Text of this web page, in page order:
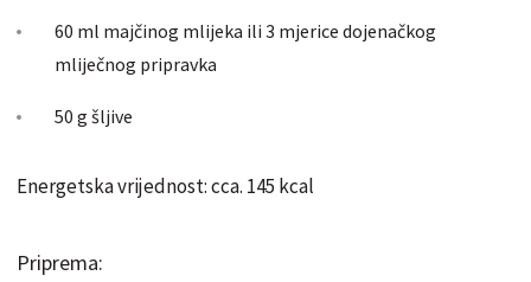
60 ml majčinog mlijeka ili 3 mjerice dojenačkog
mliječnog pripravka
50 g šljive
Energetska vrijednost: cca. 145 kcal
Priprema: